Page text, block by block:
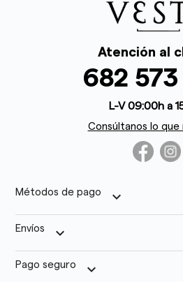
Atención al
682
L-V 09:00h a
Consúltanos lo que
Métodos de pago keyboard_arrow_down
Envíos keyboard_arrow_down
Pago seguro keyboard_arrow_down